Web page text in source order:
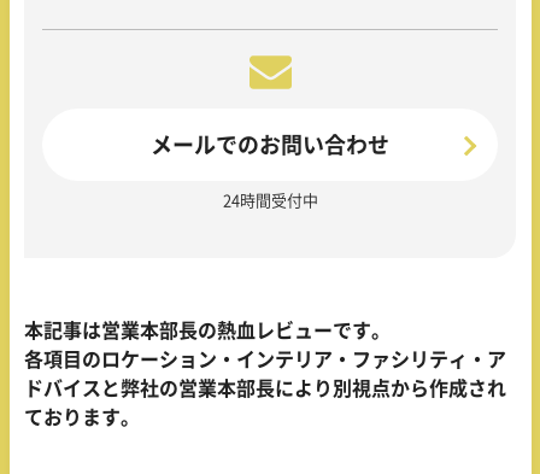
メールでのお問い合わせ
24時間受付中
本記事は営業本部長の熱血レビューです。
各項目のロケーション・インテリア・ファシリティ・ア
ドバイスと弊社の営業本部長により別視点から作成され
ております。